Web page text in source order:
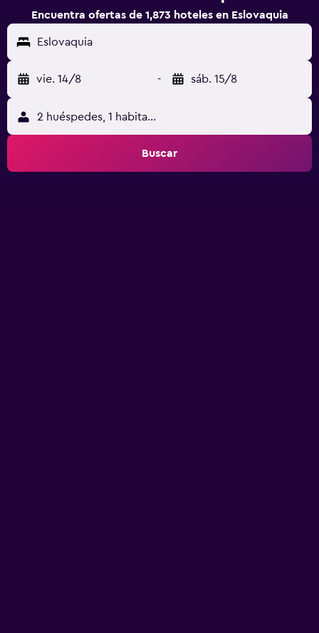
Encuentra ofertas de 1,873 hoteles en Eslovaquia
Eslovaquia
vie. 14/8 - sáb. 15/8
2 huéspedes, 1 habitación
Buscar